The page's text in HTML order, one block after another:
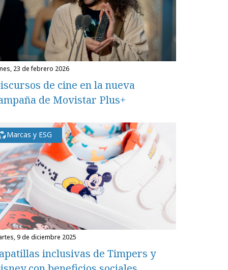
23 de febrero 2026
de cine en la nueva
de Movistar Plus+
Marcas y ESG
9 de diciembre 2025
inclusivas de Timpers y